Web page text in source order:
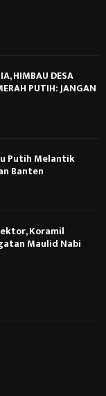
HIMBAU DESA
PUTIH: JANGAN
Putih Melantik
Banten
Koramil
Maulid Nabi